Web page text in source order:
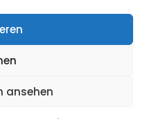
ansehen